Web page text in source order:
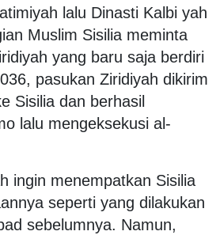
lalu Dinasti Kalbi yah
Muslim Sisilia meminta
yang baru saja berdiri
pasukan Ziridiyah dikirim
Sisilia dan berhasil
lalu mengeksekusi al-
ingin menempatkan Sisilia
seperti yang dilakukan
sebelumnya. Namun,